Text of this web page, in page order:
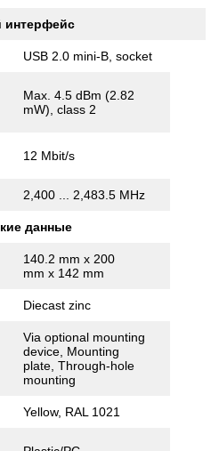
интерфейс
USB 2.0 mini-B, socket
Max. 4.5 dBm (2.82
mW), class 2
12 Mbit/s
2,400 ... 2,483.5 MHz
данные
140.2 mm x 200
mm x 142 mm
Diecast zinc
Via optional mounting
device, Mounting
plate, Through-hole
mounting
Yellow, RAL 1021